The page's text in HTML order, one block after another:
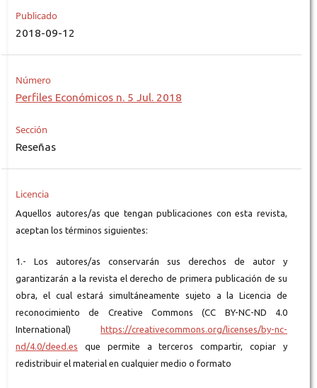
Publicado
2018-09-12
Número
Perfiles Económicos n. 5 Jul. 2018
Sección
Reseñas
Licencia
Aquellos autores/as que tengan publicaciones con esta revista,
aceptan los términos siguientes:
1.- Los autores/as conservarán sus derechos de autor y
garantizarán a la revista el derecho de primera publicación de su
obra, el cual estará simultáneamente sujeto a la Licencia de
reconocimiento de Creative Commons (CC BY-NC-ND 4.0
International)https://creativecommons.org/licenses/by-nc-
nd/4.0/deed.es que permite a terceros compartir, copiar y
redistribuir el material en cualquier medio o formato